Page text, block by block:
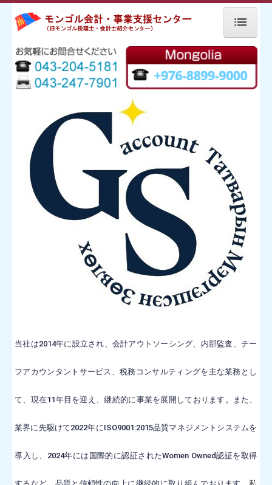
ホーム
当センターについて
モンゴル税務会計と当センターの歩み
パートナー企業
モンゴル基礎情報
モンゴル税制
モンゴル会社設立
Мэдээ мэдээлэл
Tvнш бaйгyyллaгyyд
当社は2014年に設立され、会計アウトソーシング、内部監査、チー
フアカウンタントサービス、税務コンサルティングを主な業務とし
て、現在11年目を迎え、継続的に事業を展開しております。 また、
業界に先駆けて2022年にISO9001:2015品質マネジメントシステムを
導入し、2024年には国際的に認証されたWomen Owned認証を取得